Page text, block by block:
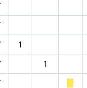
1
1